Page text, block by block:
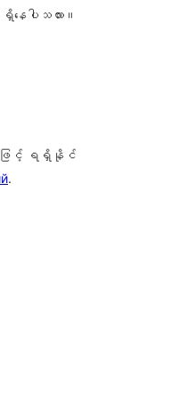
ရှိနေပါသလား။
ားဖြင့် ရရှိနိုင်
.